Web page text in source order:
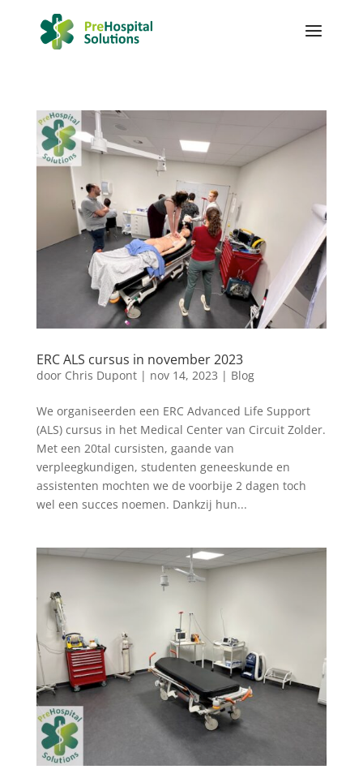
ERC ALS cursus in november 2023
door Chris Dupont| nov 14, 2023 | Blog
We organiseerden een ERC Advanced Life Support
(ALS) cursus in het Medical Center van Circuit Zolder.
Met een 20tal cursisten, gaande van
verpleegkundigen, studenten geneeskunde en
assistenten mochten we de voorbije 2 dagen toch
wel een succes noemen. Dankzij hun...